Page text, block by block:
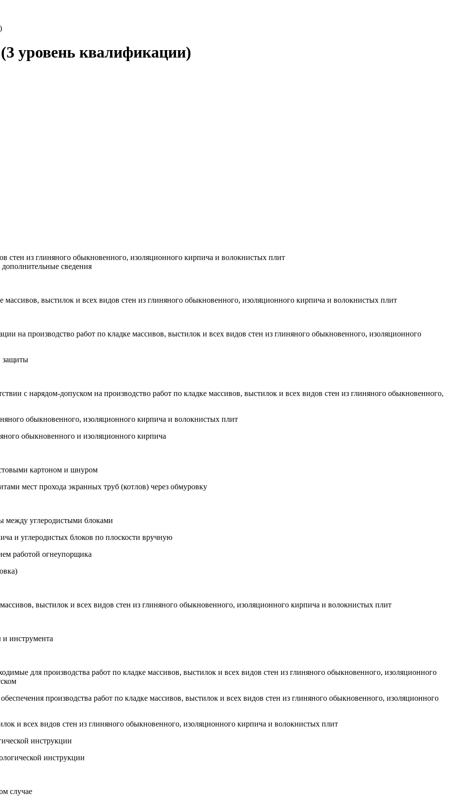
уровень квалификации)
стен из глиняного обыкновенного, изоляционного кирпича и волокнистых плит
сведения
массивов, выстилок и всех видов стен из глиняного обыкновенного, изоляционного кирпича и волокнистых плит
на производство работ по кладке массивов, выстилок и всех видов стен из глиняного обыкновенного, изоляционного
защиты
с нарядом-допуском на производство работ по кладке массивов, выстилок и всех видов стен из глиняного обыкновенного,
обыкновенного, изоляционного кирпича и волокнистых плит
обыкновенного и изоляционного кирпича
картоном и шнуром
мест прохода экранных труб (котлов) через обмуровку
между углеродистыми блоками
и углеродистых блоков по плоскости вручную
работой огнеупорщика
выстилок и всех видов стен из глиняного обыкновенного, изоляционного кирпича и волокнистых плит
и инструмента
для производства работ по кладке массивов, выстилок и всех видов стен из глиняного обыкновенного, изоляционного
производства работ по кладке массивов, выстилок и всех видов стен из глиняного обыкновенного, изоляционного
и всех видов стен из глиняного обыкновенного, изоляционного кирпича и волокнистых плит
инструкции
инструкции
случае